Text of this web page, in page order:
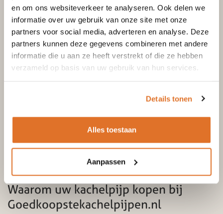
en om ons websiteverkeer te analyseren. Ook delen we
informatie over uw gebruik van onze site met onze
partners voor social media, adverteren en analyse. Deze
partners kunnen deze gegevens combineren met andere
informatie die u aan ze heeft verstrekt of die ze hebben
verzameld op basis van uw gebruik van hun services.
Details tonen
Alles toestaan
Aanpassen
geïsoleerde dubbelwandige kachelpijp op aansluiten op
brandrisico te voorkomen.
Eigenschappen enkelwandige
kachelpijp 250mm
wanddikte van 0,6mm. Hij is vervaardigd van hoogwaardig
1000 graden Celsius. De enkelwandige kachelpijp 250mm
diameter is leverbaar in een lengte van 1000 millimeter, in T-
stukken en bochten van 30 graden, 45 graden en 90 graden.
Waarom uw kachelpijp kopen bij
Goedkoopstekachelpijpen.nl